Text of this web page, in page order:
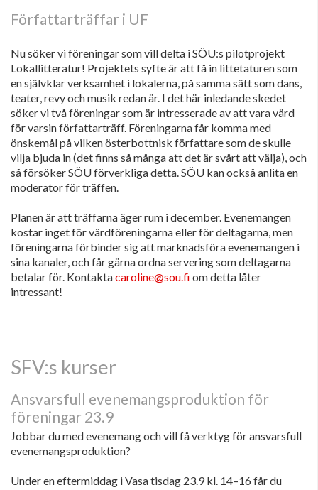
Författarträffar i UF
Nu söker vi föreningar som vill delta i SÖU:s pilotprojekt
Lokallitteratur! Projektets syfte är att få in littetaturen som
en självklar verksamhet i lokalerna, på samma sätt som dans,
teater, revy och musik redan är. I det här inledande skedet
söker vi två föreningar som är intresserade av att vara värd
för varsin författarträff. Föreningarna får komma med
önskemål på vilken österbottnisk författare som de skulle
vilja bjuda in (det finns så många att det är svårt att välja), och
så försöker SÖU förverkliga detta. SÖU kan också anlita en
moderator för träffen.
Planen är att träffarna äger rum i december. Evenemangen
kostar inget för värdföreningarna eller för deltagarna, men
föreningarna förbinder sig att marknadsföra evenemangen i
sina kanaler, och får gärna ordna servering som deltagarna
betalar för. Kontaktacaroline@sou.fi om detta låter
intressant!
SFV:s kurser
Ansvarsfull evenemangsproduktion för
föreningar 23.9
Jobbar du med evenemang och vill få verktyg för ansvarsfull
evenemangsproduktion?
Under en eftermiddag i Vasa tisdag 23.9 kl. 14–16 får du